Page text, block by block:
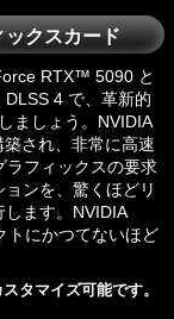
クスカード
RTX™ 5090 と
DLSS 4 で、革新的
ましょう。NVIDIA
され、非常に高速
ラフィックスの要求
ンを、驚くほどリ
ます。NVIDIA
トにかつてないほど
タマイズ可能です。